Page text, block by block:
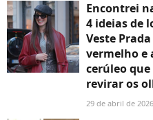
Encontrei
4 ideias de
Veste
vermelho e
cerúleo
revirar os
29 de abril de 2026